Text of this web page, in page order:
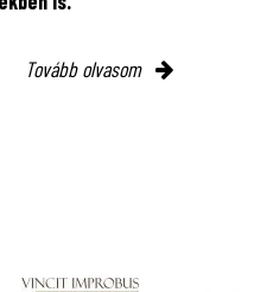
Tovább olvasom